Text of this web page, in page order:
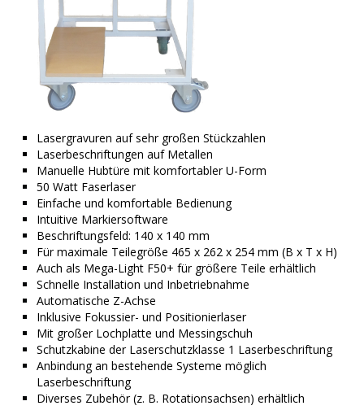
Lasergravuren auf sehr großen Stückzahlen
Laserbeschriftungen auf Metallen
Manuelle Hubtüre mit komfortabler U-Form
50 Watt Faserlaser
Einfache und komfortable Bedienung
Intuitive Markiersoftware
Beschriftungsfeld: 140 x 140 mm
Für maximale Teilegröße 465 x 262 x 254 mm (B x T x H)
Auch als Mega-Light F50+ für größere Teile erhältlich
Schnelle Installation und Inbetriebnahme
Automatische Z-Achse
Inklusive Fokussier- und Positionierlaser
Mit großer Lochplatte und Messingschuh
Schutzkabine der Laserschutzklasse 1 Laserbeschriftung
Anbindung an bestehende Systeme möglich
Laserbeschriftung
Diverses Zubehör(z. B. Rotationsachsen) erhältlich